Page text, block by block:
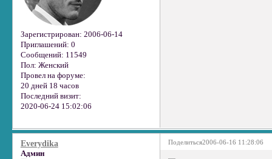
Зарегистрирован: 2006-06-14
Приглашений: 0
Сообщений: 11549
Пол: Женский
Провел на форуме:
20 дней 18 часов
Последний визит:
2020-06-24 15:02:06
Поделиться2006-06-16 11:28:06
Everydika
Админ